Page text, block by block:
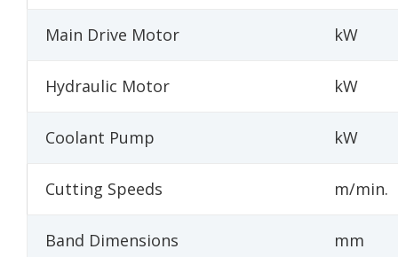
Main Drive Motor kW
Hydraulic Motor kW
Coolant Pump kW
Cutting Speeds m/min.
Band Dimensions mm